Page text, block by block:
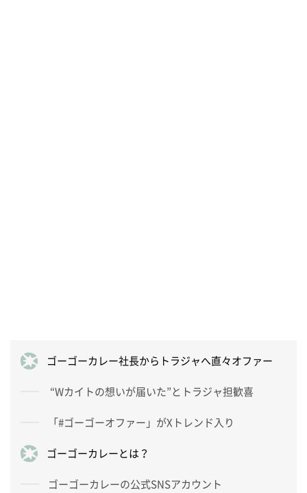
ゴーゴーカレー社長からトラジャへ直々オファー
“Wカイトの想いが届いた”とトラジャ担歓喜
「#ゴーゴーオファー」がXトレンド入り
ゴーゴーカレーとは？
ゴーゴーカレーの公式SNSアカウント